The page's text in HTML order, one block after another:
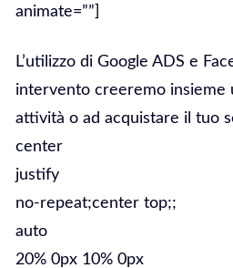
animate=””]
L’utilizzo di Google ADS e
intervento creeremo insieme
attività o ad acquistare il tuo
center
justify
no-repeat;center top;;
auto
20% 0px 10% 0px